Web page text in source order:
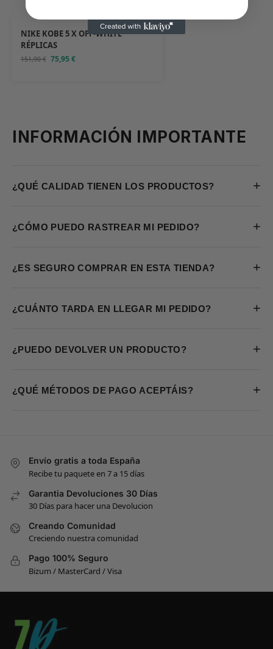
NIKE KOBE 5 X OFF-WHITE
RÉPLICAS
151,90€ 75,95€
INFORMACIÓN IMPORTANTE
¿QUÉ CALIDAD TIENEN LOS PRODUCTOS? +
¿CÓMO PUEDO RASTREAR MI PEDIDO? +
¿ES SEGURO COMPRAR EN ESTA TIENDA? +
¿CUÁNTO TARDA EN LLEGAR MI PEDIDO? +
¿PUEDO DEVOLVER UN PRODUCTO? +
¿QUÉ MÉTODOS DE PAGO ACEPTÁIS? +
Envío gratis a toda España
Recibe tu paquete en 7 a 15 días
Garantia Devoluciones 30 Días
30 Días para hacer una Devolucion
Creando Comunidad
Creciendo nuestra comunidad
Pago 100% Seguro
Bizum / MasterCard / Visa